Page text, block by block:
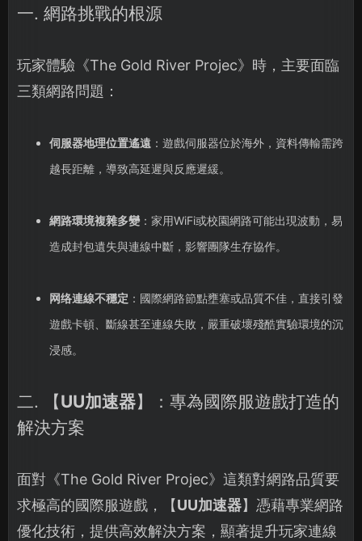
一. 網路挑戰的根源
玩家體驗《The Gold River Projec》時，主要面臨
三類網路問題：
伺服器地理位置遙遠：遊戲伺服器位於海外，資料傳輸需跨
越長距離，導致高延遲與反應遲緩。
網路環境複雜多變：家用WiFi或校園網路可能出現波動，易
造成封包遺失與連線中斷，影響團隊生存協作。
网络連線不穩定 ：國際網路節點壅塞或品質不佳，直接引發
遊戲卡頓、斷線甚至連線失敗，嚴重破壞殘酷實驗環境的沉
浸感。
二. 【UU加速器】：專為國際服遊戲打造的
解決方案
面對《The Gold River Projec》這類對網路品質要
求極高的國際服遊戲，【UU加速器】憑藉專業網路
優化技術，提供高效解決方案，顯著提升玩家連線